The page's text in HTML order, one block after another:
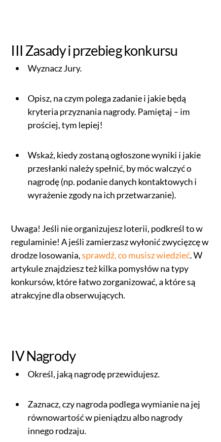
III Zasady i przebieg konkursu
Wyznacz Jury.
Opisz, na czym polega zadanie i jakie będą
kryteria przyznania nagrody. Pamiętaj – im
prościej, tym lepiej!
Wskaż, kiedy zostaną ogłoszone wyniki i jakie
przesłanki należy spełnić, by móc walczyć o
nagrodę (np. podanie danych kontaktowych i
wyrażenie zgody na ich przetwarzanie).
Uwaga! Jeśli nie organizujesz loterii, podkreśl to w
regulaminie! A jeśli zamierzasz wyłonić zwycięzcę w
drodze losowania,sprawdź, co musisz wiedzieć. W
artykule znajdziesz też kilka pomysłów na typy
konkursów, które łatwo zorganizować, a które są
atrakcyjne dla obserwujących.
IV Nagrody
Określ, jaką nagrodę przewidujesz.
Zaznacz, czy nagroda podlega wymianie na jej
równowartość w pieniądzu albo nagrody
innego rodzaju.